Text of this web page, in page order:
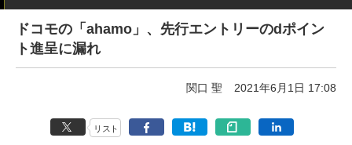
ドコモの「ahamo」、先行エントリーのdポイン
ト進呈に漏れ
関口 聖 2021年6月1日 17:08
リスト